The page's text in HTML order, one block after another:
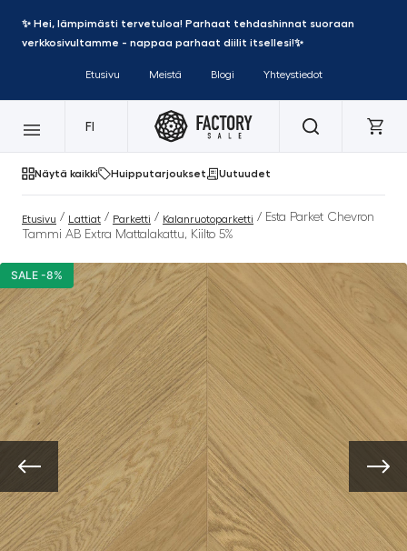
✨ Hei, lämpimästi tervetuloa! Parhaat tehdashinnat suoraan
verkkosivultamme - nappaa parhaat diilit itsellesi!✨
Etusivu Meistä Blogi Yhteystiedot
FI
Näytä kaikki Huipputarjoukset Uutuudet
Etusivu / Lattiat / Parketti / Kalanruotoparketti / Esta Parket Chevron
Tammi AB Extra Mattalakattu, Kiilto 5%
SALE -8%